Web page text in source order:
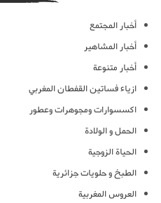
أخبار المجتمع
أخبار المشاهير
أخبار متنوعة
ازياء فساتين القفطان المغربي
اكسسوارات ومجوهرات وعطور
الحمل و الولادة
الحياة الزوجية
الطبخ و حلويات جزائرية
العروس المغربية